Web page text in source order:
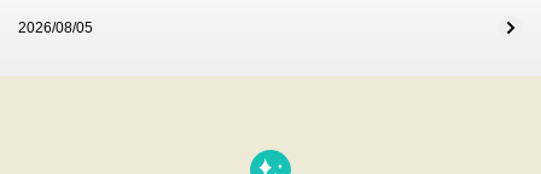
2026/08/05